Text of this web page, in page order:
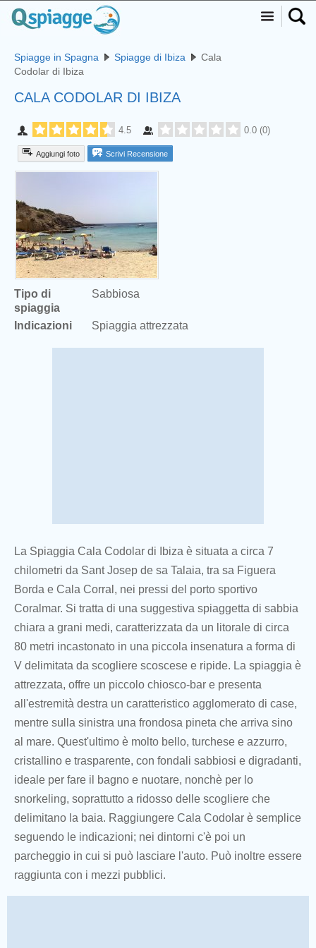
Spiagge in Spagna Spiagge di Ibiza
Cala
Codolar di Ibiza
CALA CODOLAR DI IBIZA
4.5 0.0 (0)
Aggiungi foto Scrivi Recensione
Tipo di
spiaggia
Sabbiosa
Indicazioni Spiaggia attrezzata
La Spiaggia Cala Codolar di Ibiza è situata a circa 7
chilometri da Sant Josep de sa Talaia, tra sa Figuera
Borda e Cala Corral, nei pressi del porto sportivo
Coralmar. Si tratta di una suggestiva spiaggetta di sabbia
chiara a grani medi, caratterizzata da un litorale di circa
80 metri incastonato in una piccola insenatura a forma di
V delimitata da scogliere scoscese e ripide. La spiaggia è
attrezzata, offre un piccolo chiosco-bar e presenta
all'estremità destra un caratteristico agglomerato di case,
mentre sulla sinistra una frondosa pineta che arriva sino
al mare. Quest'ultimo è molto bello, turchese e azzurro,
cristallino e trasparente, con fondali sabbiosi e digradanti,
ideale per fare il bagno e nuotare, nonchè per lo
snorkeling, soprattutto a ridosso delle scogliere che
delimitano la baia. Raggiungere Cala Codolar è semplice
seguendo le indicazioni; nei dintorni c'è poi un
parcheggio in cui si può lasciare l'auto. Può inoltre essere
raggiunta con i mezzi pubblici.